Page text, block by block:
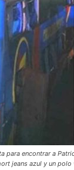
para encontrar a
jeans azul y un polo